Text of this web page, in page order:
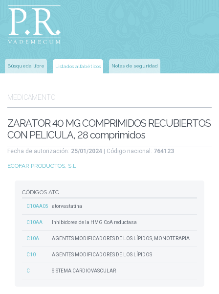
Búsqueda libre Listados alfabéticos Notas de seguridad
MEDICAMENTO
ZARATOR 40 MG COMPRIMIDOS RECUBIERTOS
CON PELICULA, 28 comprimidos
Fecha de autorización: 25/01/2024 | Código nacional: 764123
ECOFAR PRODUCTOS, S.L.
CÓDIGOS ATC
C10AA05 atorvastatina
C10AA Inhibidores de la HMG CoA reductasa
C10A AGENTES MODIFICADORES DE LOS LÍPIDOS, MONOTERAPIA
C10 AGENTES MODIFICADORES DE LOS LÍPIDOS
C SISTEMA CARDIOVASCULAR